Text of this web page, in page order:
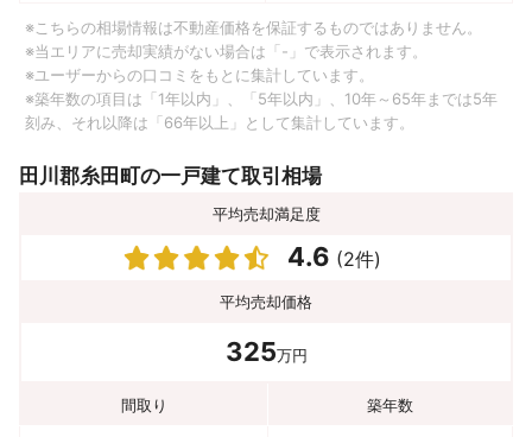
※こちらの相場情報は不動産価格を保証するものではありません。
※当エリアに売却実績がない場合は「-」で表示されます。
※ユーザーからの口コミをもとに集計しています。
※築年数の項目は「1年以内」、「5年以内」、10年～65年までは5年
刻み、それ以降は「66年以上」として集計しています。
田川郡糸田町の一戸建て取引相場
平均売却満足度
4.6 (2件)
平均売却価格
325万円
間取り 築年数